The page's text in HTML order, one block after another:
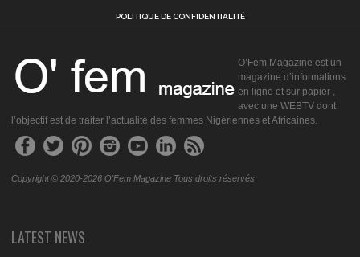
POLITIQUE DE CONFIDENTIALITÉ
O’Fem Magazine est un
magazine d’informations
en ligne et sur papier ,
avec une WEBTV dont
l’objectif est de traiter l’actualité des femmes Nigériennes et Africaines.
Copyright © 2020-2026 O'Fem Magazine Tous droits réservés
LATEST NEWS